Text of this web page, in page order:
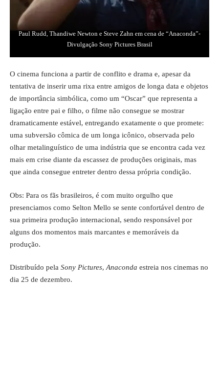
Paul Rudd, Thandiwe Newton e Steve Zahn em cena de “Anaconda”-
Divulgação Sony Pictures Brasil
O cinema funciona a partir de conflito e drama e, apesar da
tentativa de inserir uma rixa entre amigos de longa data e objetos
de importância simbólica, como um “Oscar” que representa a
ligação entre pai e filho, o filme não consegue se mostrar
dramaticamente estável, entregando exatamente o que promete:
uma subversão cômica de um longa icônico, observada pelo
olhar metalinguístico de uma indústria que se encontra cada vez
mais em crise diante da escassez de produções originais, mas
que ainda consegue entreter dentro dessa própria condição.
Obs: Para os fãs brasileiros, é com muito orgulho que
presenciamos como Selton Mello se sente confortável dentro de
sua primeira produção internacional, sendo responsável por
alguns dos momentos mais marcantes e memoráveis da
produção.
Distribuído pela Sony Pictures, Anaconda estreia nos cinemas no
dia 25 de dezembro.